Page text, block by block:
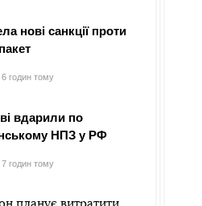
нові санкції проти
6 годин тому
вдарили по
НПЗ у РФ
7 годин тому